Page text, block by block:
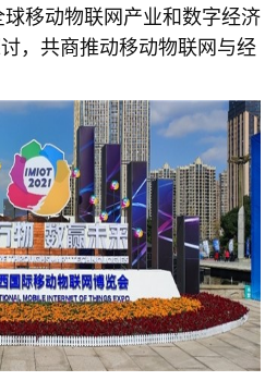
移动物联网产业和数字经济
，共商推动移动物联网与经